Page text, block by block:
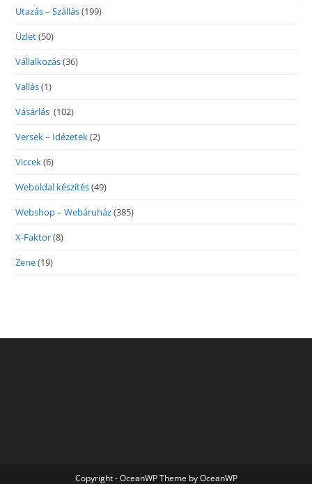
Utazás – Szállás(199)
Üzlet(50)
Vállalkozás(36)
Vallás(1)
Vásárlás (102)
Versek – Idézetek(2)
Viccek(6)
Weboldal készítés(49)
Webshop – Webáruház(385)
X-Faktor(8)
Zene(19)
Copyright - OceanWP Theme by OceanWP